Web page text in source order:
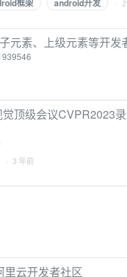
框架 android开发 ·
元素、上级元素等开发
顶级会议CVPR2023
· 3 年前
里云开发者社区